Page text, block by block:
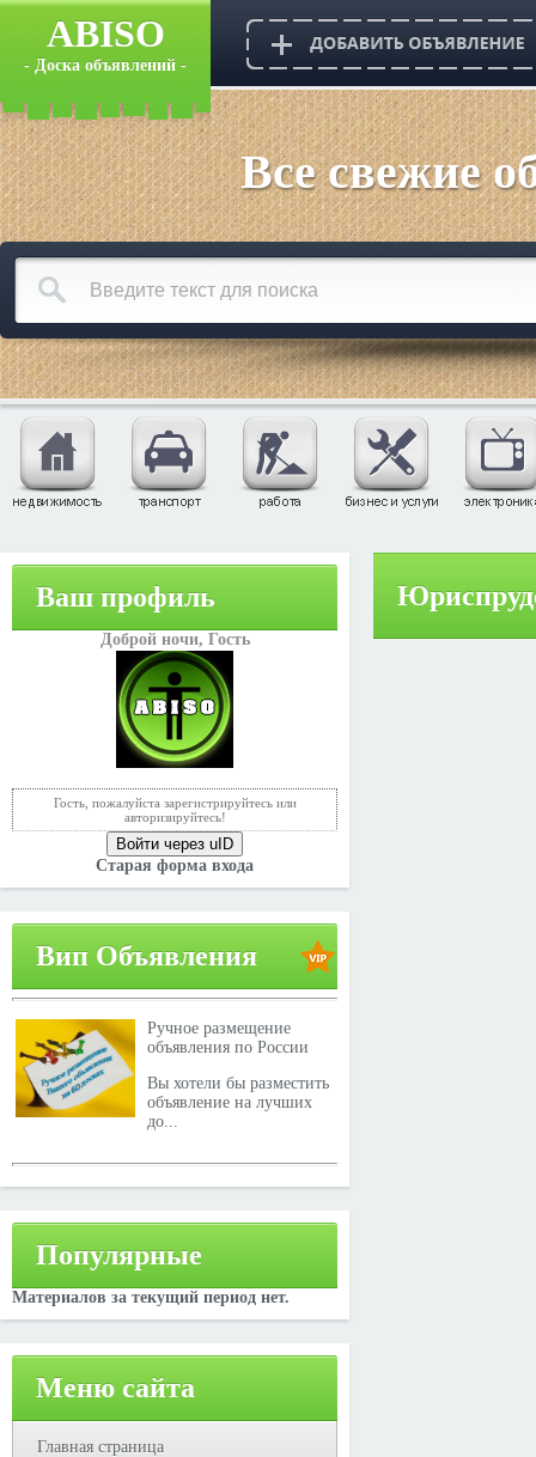
ABISO
- Доска объявлений -
Все свежие
Ваш профиль
Доброй ночи, Гость
Гость, пожалуйста зарегистрируйтесь или
авторизируйтесь!
Войти через uID
Старая форма входа
Вип Объявления
Ручное размещение
объявления по России
Вы хотели бы разместить
объявление на лучших
до...
Популярные
Материалов за текущий период нет.
Меню сайта
Главная страница